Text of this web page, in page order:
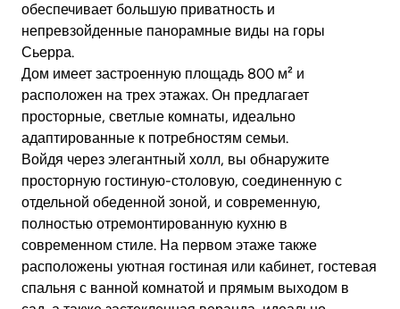
обеспечивает большую приватность и
непревзойденные панорамные виды на горы
Сьерра.
Дом имеет застроенную площадь 800 м² и
расположен на трех этажах. Он предлагает
просторные, светлые комнаты, идеально
адаптированные к потребностям семьи.
Войдя через элегантный холл, вы обнаружите
просторную гостиную-столовую, соединенную с
отдельной обеденной зоной, и современную,
полностью отремонтированную кухню в
современном стиле. На первом этаже также
расположены уютная гостиная или кабинет, гостевая
спальня с ванной комнатой и прямым выходом в